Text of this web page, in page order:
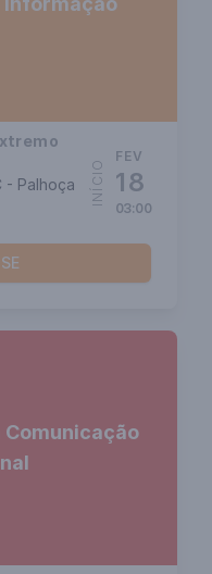
- Palhoça
INÍCIO
FEV
18
03:00
Comunicação